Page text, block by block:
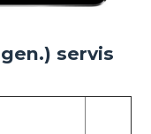
servis